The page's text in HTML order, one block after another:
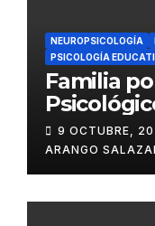
NEUROPSICOLOGÍA
PSICOLOGÍA
Familia
9 OCTUBRE,
ARANGO